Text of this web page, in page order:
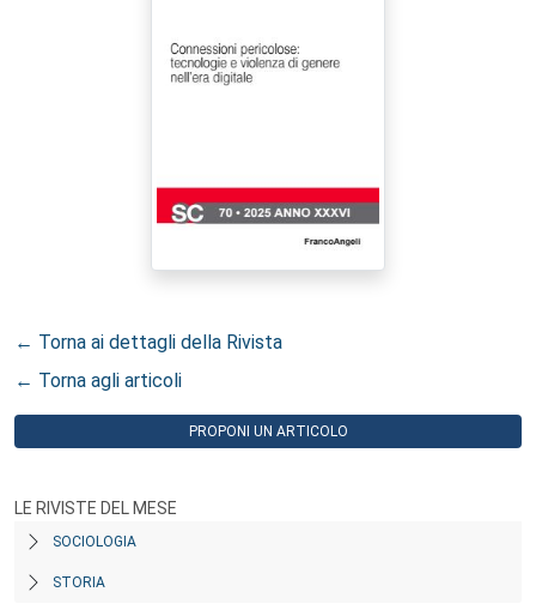
← Torna ai dettagli della Rivista
← Torna agli articoli
PROPONI UN ARTICOLO
LE RIVISTE DEL MESE
SOCIOLOGIA
STORIA